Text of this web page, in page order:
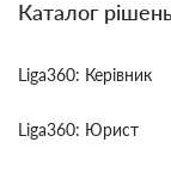
Каталог рішень
Liga360: Керівник
Liga360: Юрист